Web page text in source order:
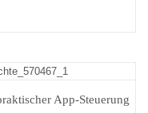
App-Steuerung